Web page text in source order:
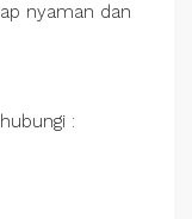
nyaman dan
: